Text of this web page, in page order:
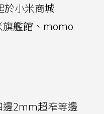
於小米商城
旗艦館、momo
邊2mm超窄等邊